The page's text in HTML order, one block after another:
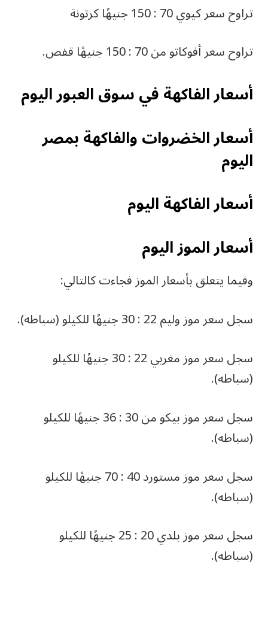
تراوح سعر كيوي 70 : 150 جنيهًا كرتونة
تراوح سعر أفوكاتو من 70 : 150 جنيهًا قفص.
أسعار الفاكهة في سوق العبور اليوم
أسعار الخضروات والفاكهة بمصر
اليوم
أسعار الفاكهة اليوم
أسعار الموز اليوم
وفيما يتعلق بأسعار الموز فجاءت كالتالي:
سجل سعر موز وليم 22 : 30 جنيهًا للكيلو (سباطه).
سجل سعر موز مغربي 22 : 30 جنيهًا للكيلو
(سباطه).
سجل سعر موز بيكو من 30 : 36 جنيهًا للكيلو
(سباطه).
سجل سعر موز مستورد 40 : 70 جنيهًا للكيلو
(سباطه).
سجل سعر موز بلدي 20 : 25 جنيهًا للكيلو
(سباطه).